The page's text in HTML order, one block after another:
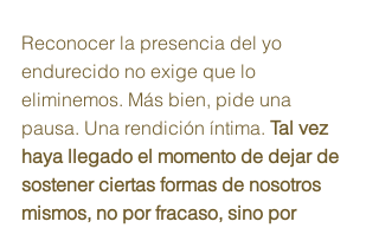
Reconocer la presencia del yo
endurecido no exige que lo
eliminemos. Más bien, pide una
pausa. Una rendición íntima. Tal vez
haya llegado el momento de dejar de
sostener ciertas formas de nosotros
mismos, no por fracaso, sino por